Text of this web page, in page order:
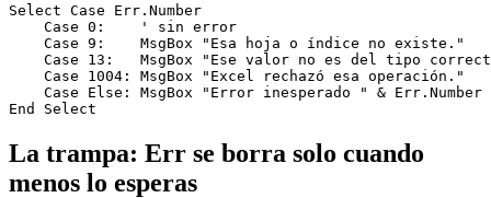
Select Case Err.Number
    Case 0:    ' sin error
Case 9:    MsgBox "Esa hoja o índice no existe."
Case 13:   MsgBox "Ese valor no es del tipo
Case 1004: MsgBox "Excel rechazó esa operación."
Case Else: MsgBox "Error inesperado " & Err.Number
La trampa: Err se borra solo cuando
menos lo esperas